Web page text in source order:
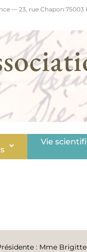
— 23, rue Chapon 75003
Vie
: Mme Brigitte